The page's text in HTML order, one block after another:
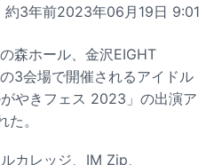
約3年前2023年06月19日 9:01
森ホール、金沢EIGHT
3会場で開催されるアイドル
やきフェス 2023」の出演ア
。
カレッジ、IM Zip、